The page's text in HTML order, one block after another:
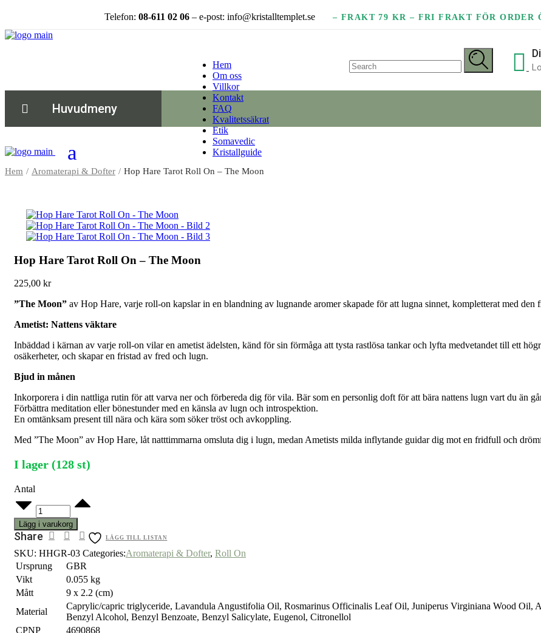
Telefon: 08-611 02 06 – e-post: info@kristalltemplet.se – FRAKT 79 KR – FRI FRAKT FÖR ORDER
for:
Huvudmeny
Hem
Om oss
Villkor
Kontakt
FAQ
Kvalitetssäkrat
Etik
Somavedic
Kristallguide
Hem Aromaterapi & Dofter Hop Hare Tarot Roll On – The Moon
Hop Hare Tarot Roll On – The Moon
225,00 kr
”The Moon” av Hop Hare, varje roll-on kapslar in en blandning av lugnande aromer skapade för att lugna sinnet, kompletterat med den
Ametist: Nattens väktare
Inbäddad i kärnan av varje roll-on vilar en ametist ädelsten, känd för sin förmåga att tysta rastlösa tankar och lyfta medvetandet till ett
osäkerheter, och skapar en fristad av fred och lugn.
Bjud in månen
Inkorporera i din nattliga rutin för att varva ner och förbereda dig för vila. Bär som en personlig doft för att bära nattens lugn vart du än
Förbättra meditation eller bönestunder med en känsla av lugn och introspektion.
En omtänksam present till nära och kära som söker tröst och avkoppling.
Med ”The Moon” av Hop Hare, låt natttimmarna omsluta dig i lugn, medan Ametists milda inflytande guidar dig mot en fridfull och
I lager (128 st)
Antal
Hop
Hare
Tarot
Roll
On
-
The
Moon
quantity
Lägg i varukorg
Share LÄGG TILL LISTAN
SKU: HHGR-03 Categories:Aromaterapi & Dofter, Roll On
Ursprung
GBR
Vikt
0.055 kg
Mått
9 x 2.2 (cm)
Material
Caprylic/capric triglyceride, Lavandula Angustifolia Oil, Rosmarinus Officinalis Leaf Oil, Juniperus Virginiana Wood
Benzyl Alcohol, Benzyl Benzoate, Benzyl Salicylate, Eugenol, Citronellol
CPNP
4690868